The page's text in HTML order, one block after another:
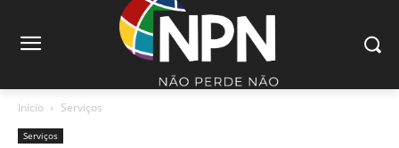
Início Serviços
Serviços